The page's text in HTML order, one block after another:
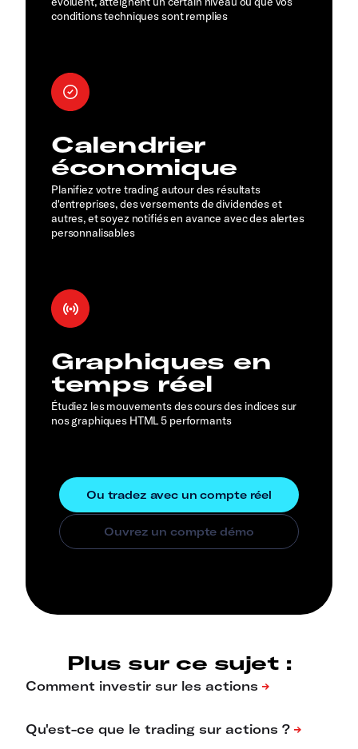
conditions techniques sont remplies
Calendrier
économique
Planifiez votre trading autour des résultats
d'entreprises, des versements de dividendes et
autres, et soyez notifiés en avance avec des alertes
personnalisables
Graphiques en
temps réel
Étudiez les mouvements des cours des indices sur
nos graphiques HTML 5 performants
Plus sur ce sujet :